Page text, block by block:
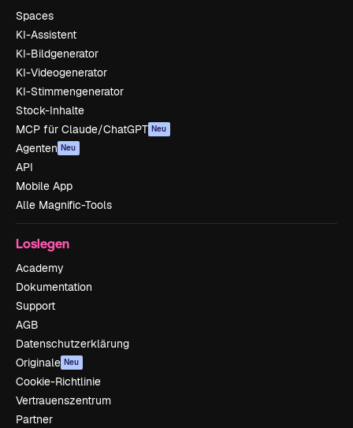
Spaces
KI-Assistent
KI-Bildgenerator
KI-Videogenerator
KI-Stimmengenerator
Stock-Inhalte
MCP für Claude/ChatGPT Neu
Agenten Neu
API
Mobile App
Alle Magnific-Tools
Loslegen
Academy
Dokumentation
Support
AGB
Datenschutzerklärung
Originale Neu
Cookie-Richtlinie
Vertrauenszentrum
Partner